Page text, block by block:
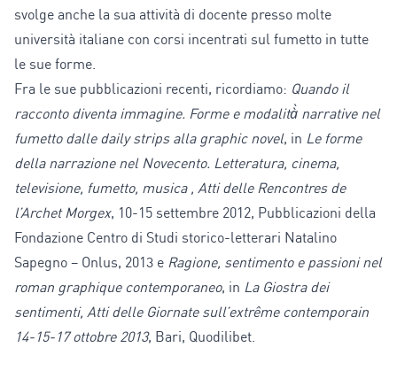
svolge anche la sua attività di docente presso molte
università italiane con corsi incentrati sul fumetto in tutte
le sue forme.
Fra le sue pubblicazioni recenti, ricordiamo: Quando il
racconto diventa immagine. Forme e modalità̀ narrative nel
fumetto dalle daily strips alla graphic novel, in Le forme
della narrazione nel Novecento. Letteratura, cinema,
televisione, fumetto, musica , Atti delle Rencontres de
l’Archet Morgex, 10-15 settembre 2012, Pubblicazioni della
Fondazione Centro di Studi storico-letterari Natalino
Sapegno – Onlus, 2013 e Ragione, sentimento e passioni nel
roman graphique contemporaneo, in La Giostra dei
sentimenti, Atti delle Giornate sull’extrême contemporain
14-15-17 ottobre 2013, Bari, Quodilibet.